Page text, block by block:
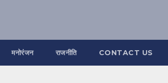
मनोरंजन राजनीति CONTACT US